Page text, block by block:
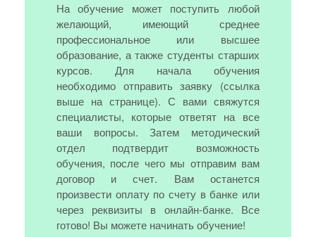
На обучение может поступить любой
желающий, имеющий среднее
профессиональное или высшее
образование, а также студенты старших
курсов. Для начала обучения
необходимо отправить заявку (ссылка
выше на странице). С вами свяжутся
специалисты, которые ответят на все
ваши вопросы. Затем методический
отдел подтвердит возможность
обучения, после чего мы отправим вам
договор и счет. Вам останется
произвести оплату по счету в банке или
через реквизиты в онлайн-банке. Все
готово! Вы можете начинать обучение!